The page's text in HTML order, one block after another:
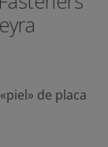
de placa